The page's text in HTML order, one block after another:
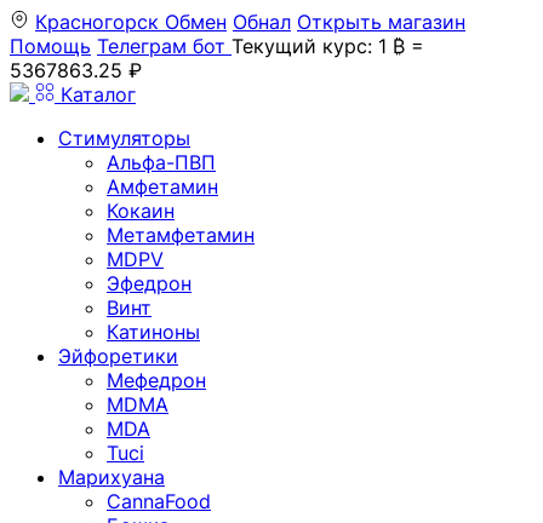
Красногорск Обмен Обнал Открыть магазин
Помощь Телеграм бот Текущий курс: 1 ₿ =
5367863.25 ₽
Каталог
Стимуляторы
Альфа-ПВП
Амфетамин
Кокаин
Метамфетамин
MDPV
Эфедрон
Винт
Катиноны
Эйфоретики
Мефедрон
MDMA
MDA
Tuci
Марихуана
CannaFood